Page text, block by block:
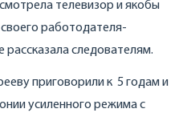
телевизор и якобы
работодателя-
следователям.
приговорили к 5 годам и
усиленного режима с